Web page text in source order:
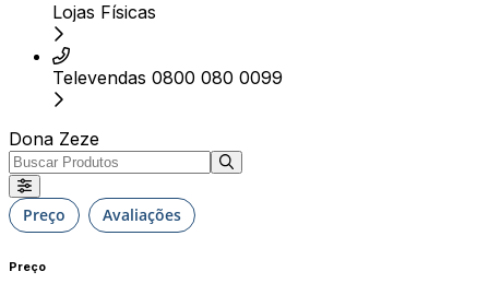
Lojas Físicas
Televendas 0800 080 0099
Dona Zeze
Preço Avaliações
Preço